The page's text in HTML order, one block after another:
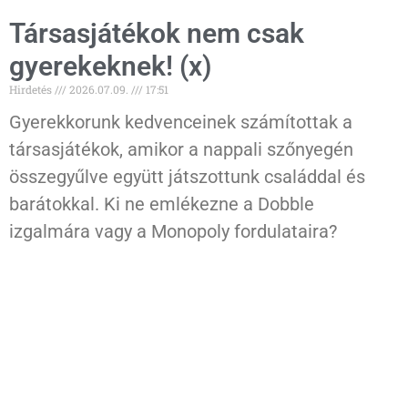
Társasjátékok nem csak
gyerekeknek! (x)
Hirdetés 2026.07.09. 17:51
Gyerekkorunk kedvenceinek számítottak a
társasjátékok, amikor a nappali szőnyegén
összegyűlve együtt játszottunk családdal és
barátokkal. Ki ne emlékezne a Dobble
izgalmára vagy a Monopoly fordulataira?